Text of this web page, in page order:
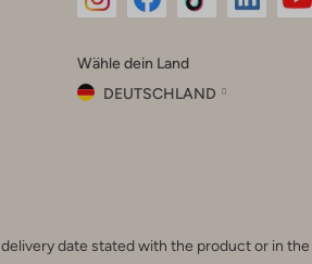
Instagram
Facebook
TikTok
Wähle dein Land
DEUTSCHLAND
Belgique
date stated with the product or in